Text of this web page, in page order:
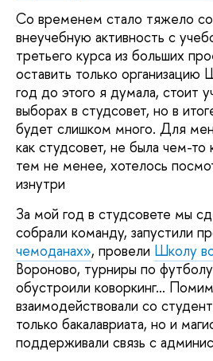
Со временем стало тяжело
внеучебную активность с
третьего курса из больших
оставить только организацию
год до этого я думала, стоит
выборах в студсовет, но в
будет слишком много. Для
как студсовет, не была чем-то
тем не менее, хотелось
изнутри
За мой год в студсовете мы
собрали команду, запустили
чемоданах», провели Школу
Вороново, турниры по
обустроили коворкинг…
взаимодействовали со
только бакалавриата, но и
поддерживали связь с